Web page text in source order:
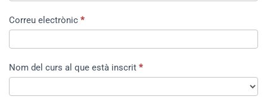
Correu electrònic *
Nom del curs al que està inscrit *